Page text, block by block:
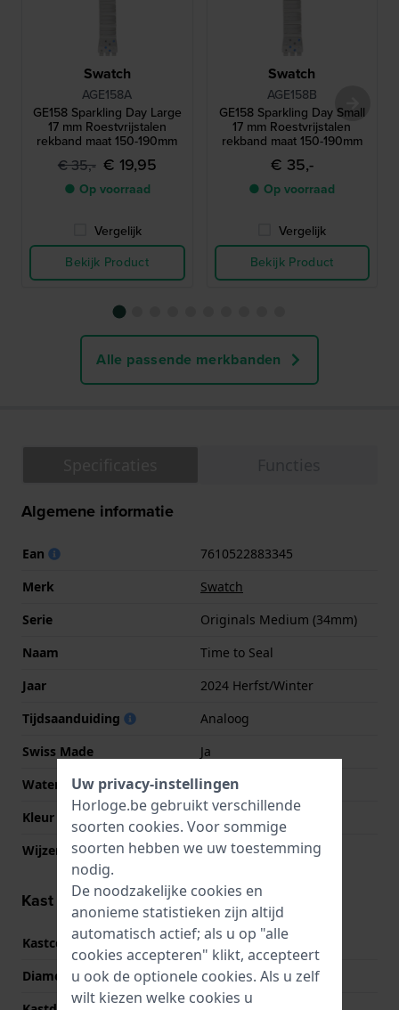
Swatch
AGE158A
GE158 Sparkling Day Large
17 mm Roestvrijstalen
rekband maat 150-190mm
€ 35,- € 19,95
● Op voorraad
Vergelijk
Bekijk Product
Swatch
AGE158B
GE158 Sparkling Day Small
17 mm Roestvrijstalen
rekband maat 150-190mm
€ 35,-
● Op voorraad
Vergelijk
Bekijk Product
Alle passende merkbanden
Algemene informatie
Ean
7610522883345
Merk
Swatch
Serie
Originals Medium (34mm)
Naam
Time to Seal
Jaar
2024 Herfst/Winter
Tijdsaanduiding
Analoog
Swiss Made
Ja
Waterdichtheid
3 Bar (handen wassen)
Kleur Wijzerplaat
Donker blauw
Wijzer kleuren (u,m,s)
Blauw, Blauw, Rood
Kast informatie
Kastcode
SO28N118
Diameter
34 mm
Uw privacy-instellingen
Horloge.be gebruikt verschillende
soorten cookies. Voor sommige
soorten hebben we uw toestemming
nodig.
De noodzakelijke cookies en
anonieme statistieken zijn altijd
automatisch actief; als u op "alle
cookies accepteren" klikt, accepteert
u ook de optionele cookies. Als u zelf
wilt kiezen welke cookies u